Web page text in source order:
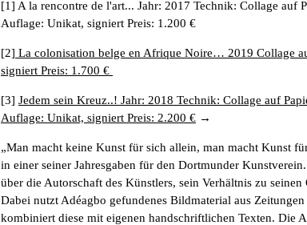
[1] A la rencontre de l'art... Jahr: 2017 Technik: Collage auf
Auflage: Unikat, signiert Preis: 1.200 €
[2] La colonisation belge en Afrique Noire… 2019 Collage
signiert Preis: 1.700 €
[3] Jedem sein Kreuz..! Jahr: 2018 Technik: Collage auf
Auflage: Unikat, signiert Preis: 2.200 €
„Man macht keine Kunst für sich allein, man macht Kunst
in einer seiner Jahresgaben für den Dortmunder
über die Autorschaft des Künstlers, sein Verhältnis zu
Dabei nutzt Adéagbo gefundenes Bildmaterial aus
kombiniert diese mit eigenen handschriftlichen Texten. Die